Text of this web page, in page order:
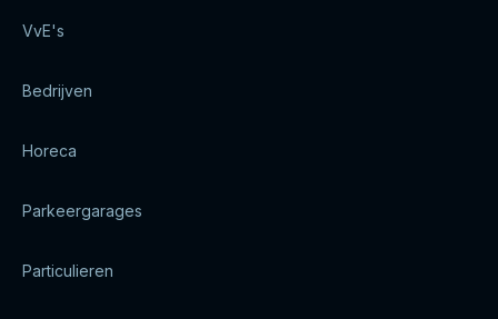
VvE's
Bedrijven
Horeca
Parkeergarages
Particulieren